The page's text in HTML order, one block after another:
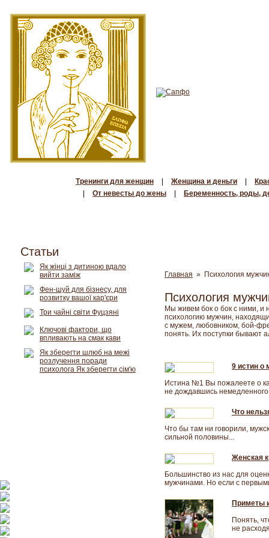
Тренинги для женщин Женщина и деньги
От невесты до жены Беременность, роды,
Главная » Психология
Психология
Мы живем бок о бок с ними,
психологию мужчин,
с мужем, любовником, бой-
понять. Их поступки бывают
9 истин о
Истина №1 Вы пожалеете о
не дождавшись
Что
Что бы там ни говорили,
сильной половины...
Женская
Большинство из нас для
мужчинами. Но если с
Приметы
Понять,
не
Статьи
Як жінці з дитиною вдало
вийти заміж
Фен-шуй для бізнесу, для
розвитку вашої кар'єри
Три чайні світи Фуцзяні
Ключові фактори, що
впливають на смак кави
Як зберегти шлюб на межі
розлучення поради
психолога Як зберегти сім'ю